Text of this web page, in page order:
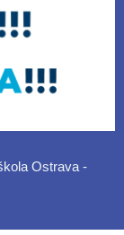
Ostrava -